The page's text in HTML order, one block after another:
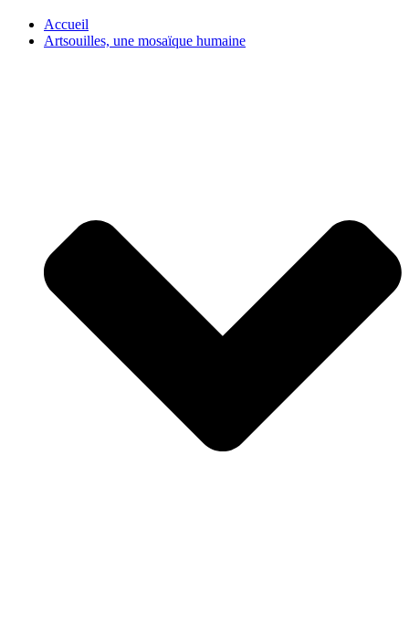
Accueil
Artsouilles, une mosaïque humaine